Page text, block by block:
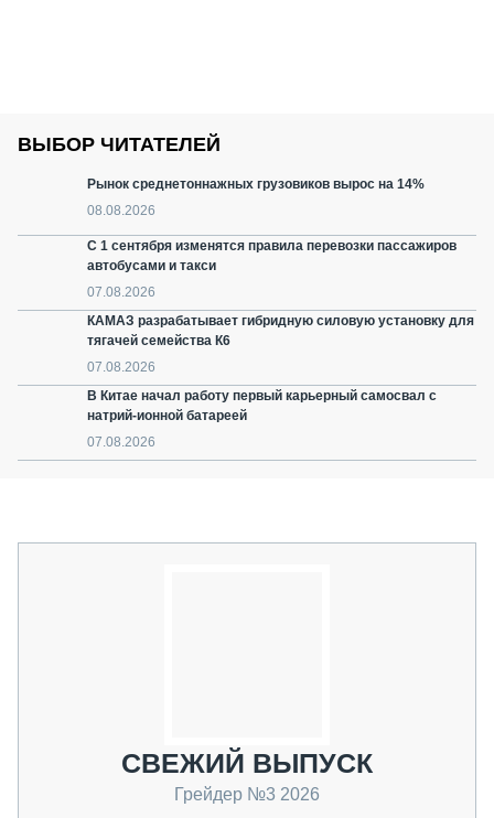
ВЫБОР ЧИТАТЕЛЕЙ
Рынок среднетоннажных грузовиков вырос на 14%
08.08.2026
С 1 сентября изменятся правила перевозки пассажиров
автобусами и такси
07.08.2026
КАМАЗ разрабатывает гибридную силовую установку для
тягачей семейства К6
07.08.2026
В Китае начал работу первый карьерный самосвал с
натрий-ионной батареей
07.08.2026
СВЕЖИЙ ВЫПУСК
Грейдер №3 2026